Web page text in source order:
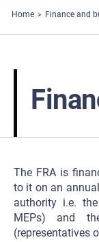
Home Finance and
The FRA is
to it on an
authority i.e.
MEPs) and
(representatives